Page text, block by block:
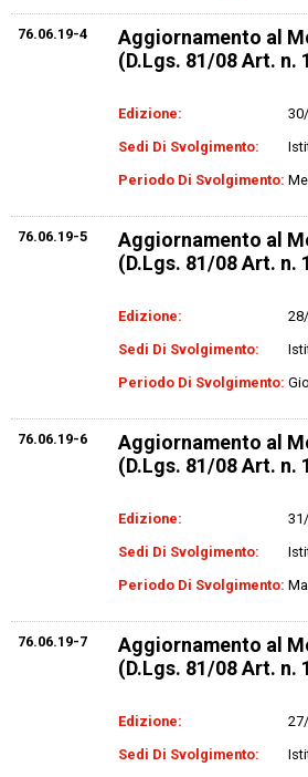
76.06.19-4
Aggiornamento al
(D.Lgs. 81/08 Art. n.
Edizione:
Sedi Di Svolgimento:
Periodo Di Svolgimento:
76.06.19-5
Aggiornamento al
(D.Lgs. 81/08 Art. n.
Edizione:
Sedi Di Svolgimento:
Periodo Di Svolgimento:
76.06.19-6
Aggiornamento al
(D.Lgs. 81/08 Art. n.
Edizione:
Sedi Di Svolgimento:
Periodo Di Svolgimento:
76.06.19-7
Aggiornamento al
(D.Lgs. 81/08 Art. n.
Edizione:
Sedi Di Svolgimento: